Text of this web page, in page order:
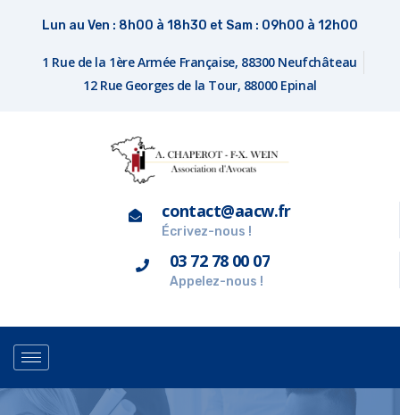
Lun au Ven : 8h00 à 18h30 et Sam : 09h00 à 12h00
1 Rue de la 1ère Armée Française, 88300 Neufchâteau
12 Rue Georges de la Tour, 88000 Epinal
contact@aacw.fr
Écrivez-nous !
03 72 78 00 07
Appelez-nous !